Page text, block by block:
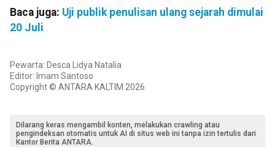
Baca juga: Uji publik penulisan ulang sejarah dimulai
20 Juli
Pewarta: Desca Lidya Natalia
Editor: Imam Santoso
Copyright © ANTARA KALTIM 2026
Dilarang keras mengambil konten, melakukan crawling atau
pengindeksan otomatis untuk AI di situs web ini tanpa izin tertulis dari
Kantor Berita ANTARA.